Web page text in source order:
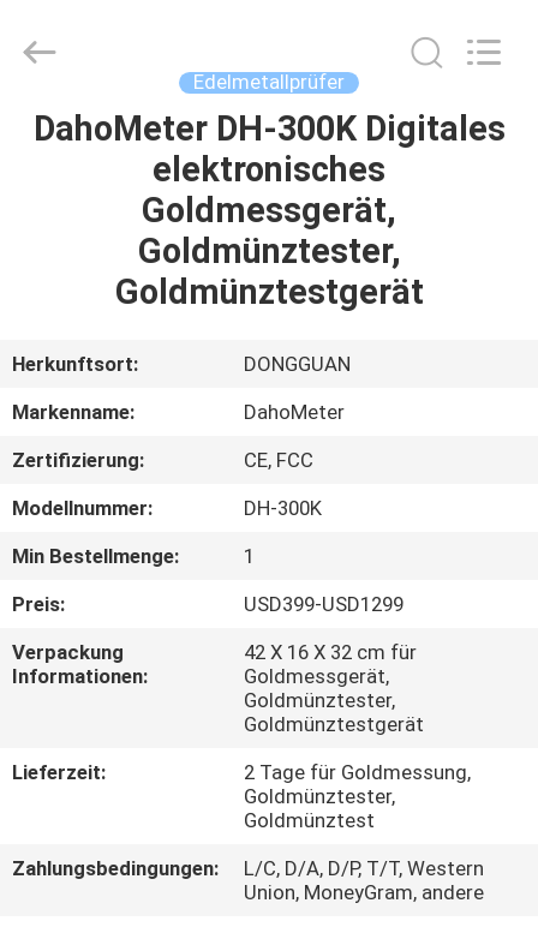
HAUS
PRODUKTE
FABRIK-
QUALITÄTSKONTROLLE
TRETEN
SIE
MIT
IN
FORDERN
2025
Guangdong Hongtuo Instrument Technology Co.,Ltd.
Developed
Edelmetallprüfer
DahoMeter DH-300K Digitales
elektronisches
Goldmessgerät,
Goldmünztester,
Goldmünztestgerät
Herkunftsort:
DONGGUAN
Markenname:
DahoMeter
Zertifizierung:
CE, FCC
Modellnummer:
DH-300K
Min Bestellmenge:
1
Preis:
USD399-USD1299
Verpackung
Informationen:
42 X 16 X 32 cm für
Goldmessgerät,
Goldmünztester,
Goldmünztestgerät
Lieferzeit:
2 Tage für Goldmessung,
Goldmünztester,
Goldmünztest
Zahlungsbedingungen:
L/C, D/A, D/P, T/T, Western
Union, MoneyGram, andere